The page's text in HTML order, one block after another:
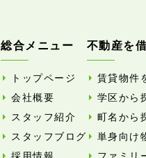
総合メニュー
トップページ
会社概要
スタッフ紹介
スタッフブログ
不動産を
賃貸物件
学区から
町名から
単身向け